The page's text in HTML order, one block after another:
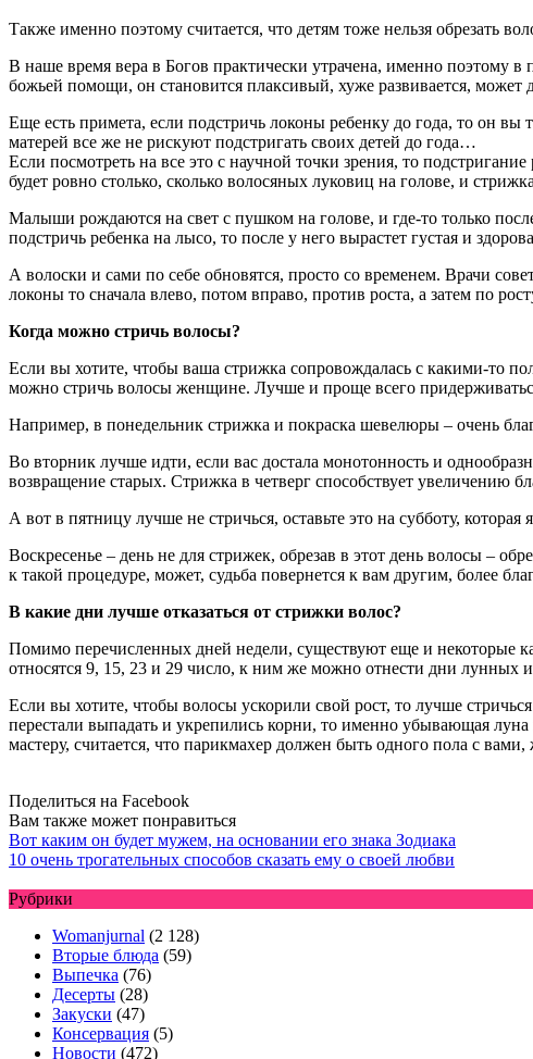
Также именно поэтому считается, что детям тоже нельзя обрезать
В наше время вера в Богов практически утрачена, именно поэтому
божьей помощи, он становится плаксивый, хуже развивается, может
Еще есть примета, если подстричь локоны ребенку до года, то он вы
матерей все же не рискуют подстригать своих детей до года…
Если посмотреть на все это с научной точки зрения, то
будет ровно столько, сколько волосяных луковиц на голове, и
Малыши рождаются на свет с пушком на голове, и где-то только
подстричь ребенка на лысо, то после у него вырастет густая и
А волоски и сами по себе обновятся, просто со временем. Врачи
локоны то сначала влево, потом вправо, против роста, а затем по
Когда можно стричь волосы?
Если вы хотите, чтобы ваша стрижка сопровождалась с какими-то
можно стричь волосы женщине. Лучше и проще всего
Например, в понедельник стрижка и покраска шевелюры – очень
Во вторник лучше идти, если вас достала монотонность и
возвращение старых. Стрижка в четверг способствует увеличению
А вот в пятницу лучше не стричься, оставьте это на субботу,
Воскресенье – день не для стрижек, обрезав в этот день волосы –
к такой процедуре, может, судьба повернется к вам другим, более
В какие дни лучше отказаться от стрижки волос?
Помимо перечисленных дней недели, существуют еще и некоторые
относятся 9, 15, 23 и 29 число, к ним же можно отнести дни лунных
Если вы хотите, чтобы волосы ускорили свой рост, то лучше
перестали выпадать и укрепились корни, то именно убывающая
мастеру, считается, что парикмахер должен быть одного пола с
Поделиться на Facebook
Вам также может понравиться
Вот каким он будет мужем, на основании его знака Зодиака
10 очень трогательных способов сказать ему о своей любви
Рубрики
Womanjurnal (2 128)
Вторые блюда (59)
Выпечка (76)
Десерты (28)
Закуски (47)
Консервация (5)
Новости (472)